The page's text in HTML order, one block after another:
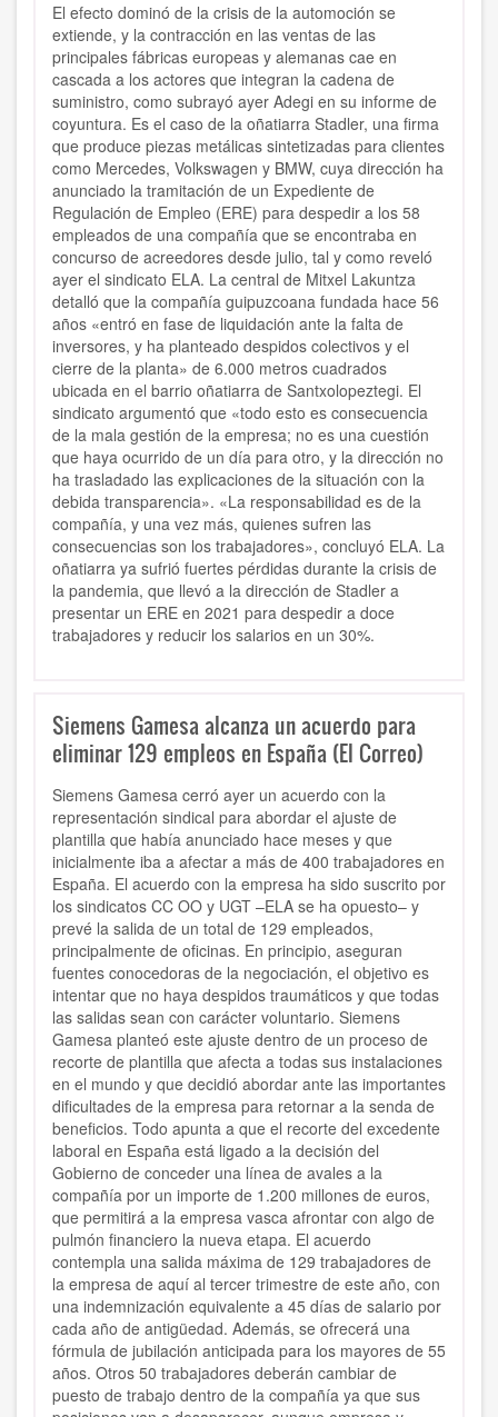
El efecto dominó de la crisis de la automoción se
extiende, y la contracción en las ventas de las
principales fábricas europeas y alemanas cae en
cascada a los actores que integran la cadena de
suministro, como subrayó ayer Adegi en su informe de
coyuntura. Es el caso de la oñatiarra Stadler, una firma
que produce piezas metálicas sintetizadas para clientes
como Mercedes, Volkswagen y BMW, cuya dirección ha
anunciado la tramitación de un Expediente de
Regulación de Empleo (ERE) para despedir a los 58
empleados de una compañía que se encontraba en
concurso de acreedores desde julio, tal y como reveló
ayer el sindicato ELA. La central de Mitxel Lakuntza
detalló que la compañía guipuzcoana fundada hace 56
años «entró en fase de liquidación ante la falta de
inversores, y ha planteado despidos colectivos y el
cierre de la planta» de 6.000 metros cuadrados
ubicada en el barrio oñatiarra de Santxolopeztegi. El
sindicato argumentó que «todo esto es consecuencia
de la mala gestión de la empresa; no es una cuestión
que haya ocurrido de un día para otro, y la dirección no
ha trasladado las explicaciones de la situación con la
debida transparencia». «La responsabilidad es de la
compañía, y una vez más, quienes sufren las
consecuencias son los trabajadores», concluyó ELA. La
oñatiarra ya sufrió fuertes pérdidas durante la crisis de
la pandemia, que llevó a la dirección de Stadler a
presentar un ERE en 2021 para despedir a doce
trabajadores y reducir los salarios en un 30%.
Siemens Gamesa alcanza un acuerdo para
eliminar 129 empleos en España (El Correo)
Siemens Gamesa cerró ayer un acuerdo con la
representación sindical para abordar el ajuste de
plantilla que había anunciado hace meses y que
inicialmente iba a afectar a más de 400 trabajadores en
España. El acuerdo con la empresa ha sido suscrito por
los sindicatos CC OO y UGT –ELA se ha opuesto– y
prevé la salida de un total de 129 empleados,
principalmente de oficinas. En principio, aseguran
fuentes conocedoras de la negociación, el objetivo es
intentar que no haya despidos traumáticos y que todas
las salidas sean con carácter voluntario. Siemens
Gamesa planteó este ajuste dentro de un proceso de
recorte de plantilla que afecta a todas sus instalaciones
en el mundo y que decidió abordar ante las importantes
dificultades de la empresa para retornar a la senda de
beneficios. Todo apunta a que el recorte del excedente
laboral en España está ligado a la decisión del
Gobierno de conceder una línea de avales a la
compañía por un importe de 1.200 millones de euros,
que permitirá a la empresa vasca afrontar con algo de
pulmón financiero la nueva etapa. El acuerdo
contempla una salida máxima de 129 trabajadores de
la empresa de aquí al tercer trimestre de este año, con
una indemnización equivalente a 45 días de salario por
cada año de antigüedad. Además, se ofrecerá una
fórmula de jubilación anticipada para los mayores de 55
años. Otros 50 trabajadores deberán cambiar de
puesto de trabajo dentro de la compañía ya que sus